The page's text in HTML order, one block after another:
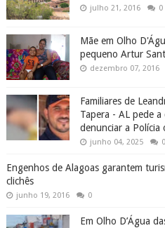
julho 21, 2016 0
Mãe em Olho
pequeno Artur
dezembro 07, 2016
Familiares de
Tapera - AL pede
denunciar a Polícia
junho 04, 2025 0
Engenhos de Alagoas garantem
clichês
junho 19, 2016 0
Em Olho D’Água